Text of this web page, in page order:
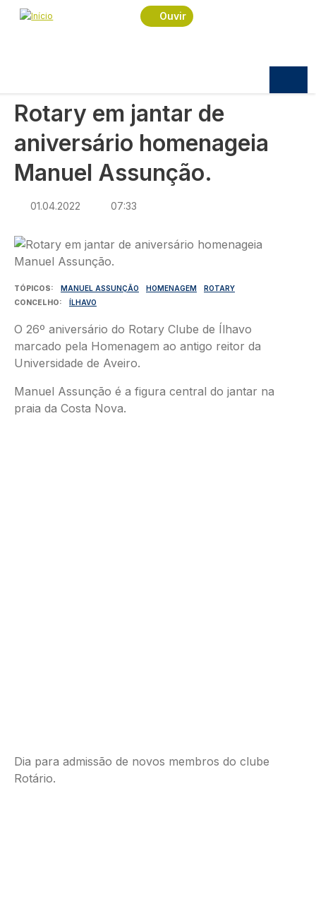
Passar para o conteúdo principal
Ouvir
Navegação estrutural
Início
Sociedade
Rotary em jantar de aniversário homenageia
Rotary em jantar de
aniversário homenageia
Manuel Assunção.
01.04.2022 07:33
Imagem
TÓPICOS MANUEL ASSUNÇÃO HOMENAGEM
ROTARY
CONCELHO
ÍLHAVO
O 26º aniversário do Rotary Clube de Ílhavo
marcado pela Homenagem ao antigo reitor da
Universidade de Aveiro.
Manuel Assunção é a figura central do jantar na
praia da Costa Nova.
Dia para admissão de novos membros do clube
Rotário.